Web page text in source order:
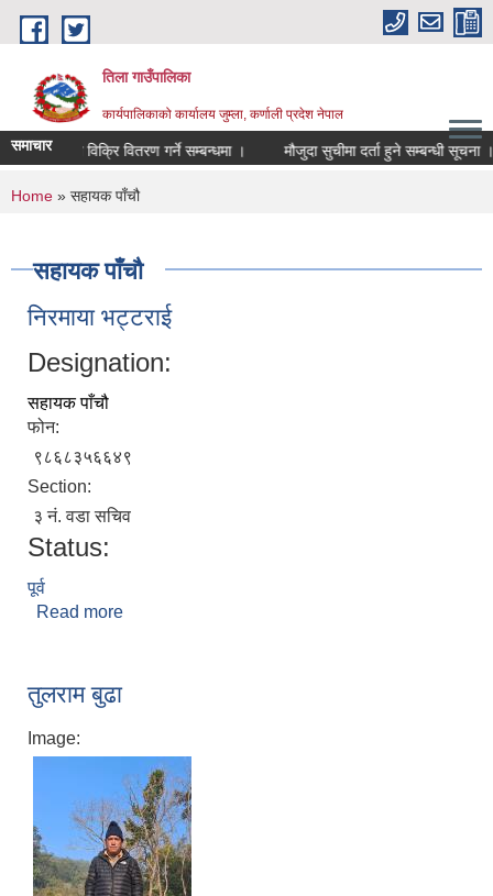
Skip to main content
तिला गाउँपालिका
कार्यपालिकाको कार्यालय जुम्ला, कर्णाली प्रदेश नेपाल
समाचार
टिप्ने तथा विक्रि वितरण गर्ने सम्बन्धमा । मौजुदा सुचीमा दर्ता हुने सम्बन्धी सूचना ।
You are here
Home » सहायक पाँचौ
सहायक पाँचौ
निरमाया भट्टराई
Designation:
सहायक पाँचौ
फोन:
९८६८३५६६४९
Section:
३ नं. वडा सचिव
Status:
पूर्व
Read more
तुलराम बुढा
Image: